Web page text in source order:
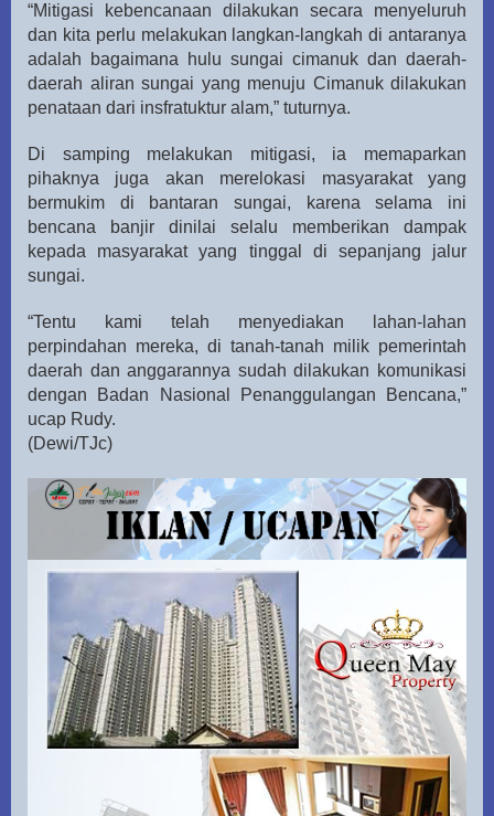
“Mitigasi kebencanaan dilakukan secara menyeluruh
dan kita perlu melakukan langkan-langkah di antaranya
adalah bagaimana hulu sungai cimanuk dan daerah-
daerah aliran sungai yang menuju Cimanuk dilakukan
penataan dari insfratuktur alam,” tuturnya.
Di samping melakukan mitigasi, ia memaparkan
pihaknya juga akan merelokasi masyarakat yang
bermukim di bantaran sungai, karena selama ini
bencana banjir dinilai selalu memberikan dampak
kepada masyarakat yang tinggal di sepanjang jalur
sungai.
“Tentu kami telah menyediakan lahan-lahan
perpindahan mereka, di tanah-tanah milik pemerintah
daerah dan anggarannya sudah dilakukan komunikasi
dengan Badan Nasional Penanggulangan Bencana,”
ucap Rudy.
(Dewi/TJc)